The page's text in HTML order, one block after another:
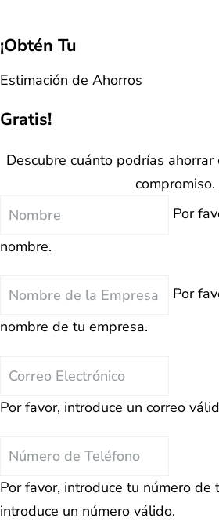
¡Obtén Tu
Estimación de Ahorros
Gratis!
Descubre cuánto podrías ahorrar
compromiso.
Nombre
Por
nombre.
Nombre
la
Por
nombre de tu empresa.
Correo
Por favor, introduce un correo
Teléfono
Por favor, introduce tu número de
introduce un número válido.